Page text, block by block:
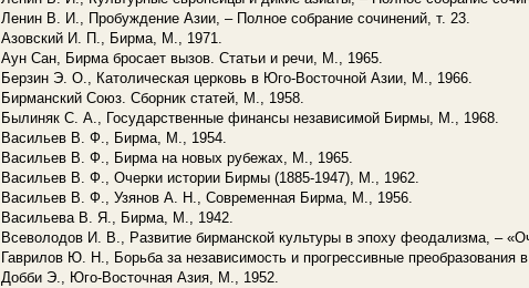
Ленин В. И., Пробуждение Азии, – Полное собрание сочинений, т. 23.
Азовский И. П., Бирма, М., 1971.
Аун Сан, Бирма бросает вызов. Статьи и речи, М., 1965.
Берзин Э. О., Католическая церковь в Юго-Восточной Азии, М., 1966.
Бирманский Союз. Сборник статей, М., 1958.
Былиняк С. А., Государственные финансы независимой Бирмы, М., 1968.
Васильев В. Ф., Бирма, М., 1954.
Васильев В. Ф., Бирма на новых рубежах, М., 1965.
Васильев В. Ф., Очерки истории Бирмы (1885-1947), М., 1962.
Васильев В. Ф., Узянов А. Н., Современная Бирма, М., 1956.
Васильева В. Я., Бирма, М., 1942.
Всеволодов И. В., Развитие бирманской культуры в эпоху феодализма, –
Гаврилов Ю. Н., Борьба за независимость и прогрессивные преобразования
Добби Э., Юго-Восточная Азия, М., 1952.